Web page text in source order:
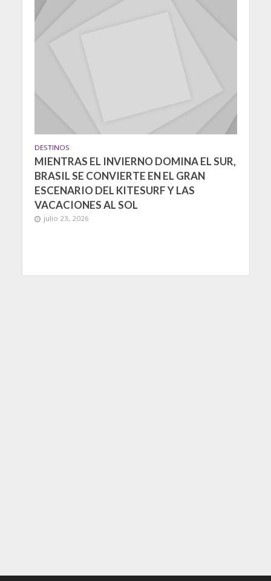
DESTINOS
MIENTRAS EL INVIERNO DOMINA EL SUR,
BRASIL SE CONVIERTE EN EL GRAN
ESCENARIO DEL KITESURF Y LAS
VACACIONES AL SOL
julio 23, 2026